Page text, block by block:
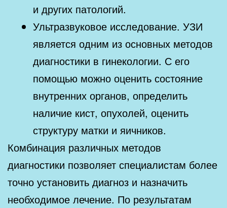
и других патологий.
Ультразвуковое исследование. УЗИ
является одним из основных методов
диагностики в гинекологии. С его
помощью можно оценить состояние
внутренних органов, определить
наличие кист, опухолей, оценить
структуру матки и яичников.
Комбинация различных методов
диагностики позволяет специалистам более
точно установить диагноз и назначить
необходимое лечение. По результатам